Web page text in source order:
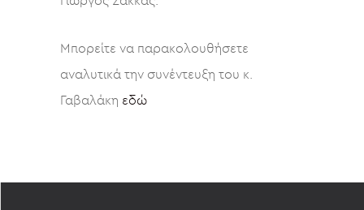
Μπορείτε να παρακολουθήσετε
αναλυτικά την συνέντευξη του κ.
Γαβαλάκη εδώ